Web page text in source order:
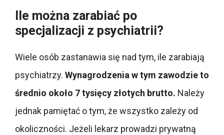
Ile można zarabiać po
specjalizacji z psychiatrii?
Wiele osób zastanawia się nad tym, ile zarabiają
psychiatrzy. Wynagrodzenia w tym zawodzie to
średnio około 7 tysięcy złotych brutto. Należy
jednak pamiętać o tym, że wszystko zależy od
okoliczności. Jeżeli lekarz prowadzi prywatną